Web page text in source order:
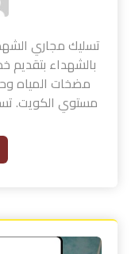
تسليك مجاري
بالشهداء بتقديم
مضخات المياه
مستوي الكويت.